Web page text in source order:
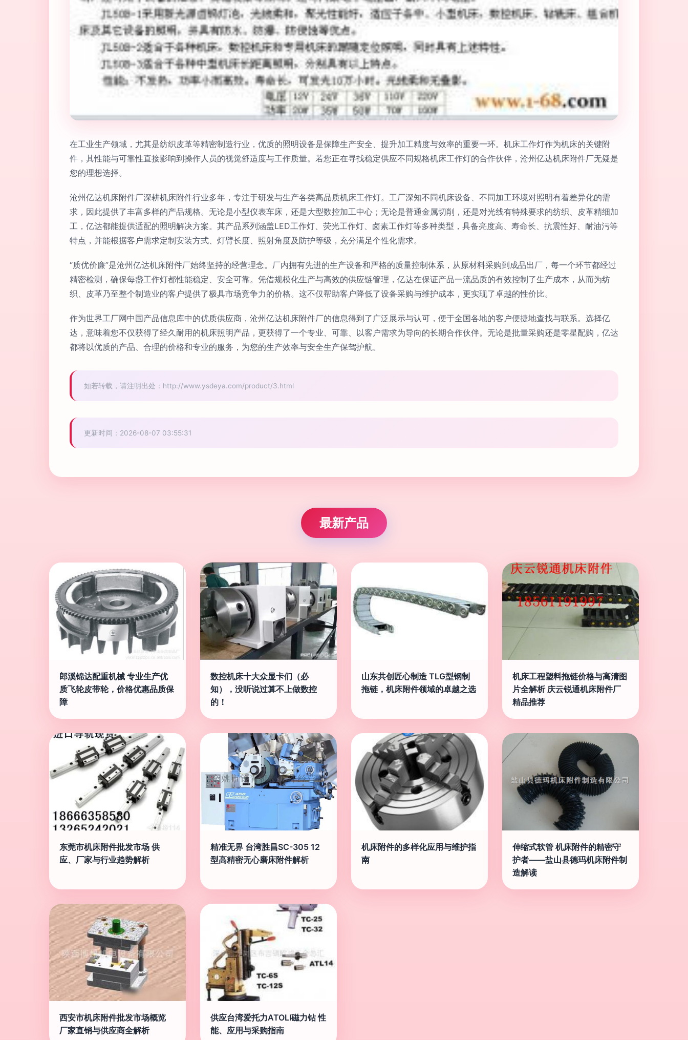
在工业生产领域，尤其是纺织皮革等精密制造行业，优质的照明设备是保障生产安全、提升加工精度与效率的重要一环。机床工作灯作为机床的关键附
件，其性能与可靠性直接影响到操作人员的视觉舒适度与工作质量。若您正在寻找稳定供应不同规格机床工作灯的合作伙伴，沧州亿达机床附件厂无疑是
您的理想选择。
沧州亿达机床附件厂深耕机床附件行业多年，专注于研发与生产各类高品质机床工作灯。工厂深知不同机床设备、不同加工环境对照明有着差异化的需
求，因此提供了丰富多样的产品规格。无论是小型仪表车床，还是大型数控加工中心；无论是普通金属切削，还是对光线有特殊要求的纺织、皮革精细加
工，亿达都能提供适配的照明解决方案。其产品系列涵盖LED工作灯、荧光工作灯、卤素工作灯等多种类型，具备亮度高、寿命长、抗震性好、耐油污等
特点，并能根据客户需求定制安装方式、灯臂长度、照射角度及防护等级，充分满足个性化需求。
“质优价廉”是沧州亿达机床附件厂始终坚持的经营理念。厂内拥有先进的生产设备和严格的质量控制体系，从原材料采购到成品出厂，每一个环节都经过
精密检测，确保每盏工作灯都性能稳定、安全可靠。凭借规模化生产与高效的供应链管理，亿达在保证产品一流品质的有效控制了生产成本，从而为纺
织、皮革乃至整个制造业的客户提供了极具市场竞争力的价格。这不仅帮助客户降低了设备采购与维护成本，更实现了卓越的性价比。
作为世界工厂网中国产品信息库中的优质供应商，沧州亿达机床附件厂的信息得到了广泛展示与认可，便于全国各地的客户便捷地查找与联系。选择亿
达，意味着您不仅获得了经久耐用的机床照明产品，更获得了一个专业、可靠、以客户需求为导向的长期合作伙伴。无论是批量采购还是零星配购，亿达
都将以优质的产品、合理的价格和专业的服务，为您的生产效率与安全生产保驾护航。
如若转载，请注明出处：http://www.ysdeya.com/product/3.html
更新时间：2026-08-07 03:55:31
最新产品
郎溪锦达配重机械 专业生产优
质飞轮皮带轮，价格优惠品质保
障
数控机床十大众显卡们（必
知），没听说过算不上做数控
的！
山东共创匠心制造 TLG型钢制
拖链，机床附件领域的卓越之选
机床工程塑料拖链价格与高清图
片全解析 庆云锐通机床附件厂
精品推荐
东莞市机床附件批发市场 供
应、厂家与行业趋势解析
精准无界 台湾胜昌SC-305 12
型高精密无心磨床附件解析
机床附件的多样化应用与维护指
南
伸缩式软管 机床附件的精密守
护者——盐山县德玛机床附件制
造解读
西安市机床附件批发市场概览
厂家直销与供应商全解析
供应台湾爱托力ATOLI磁力钻 性
能、应用与采购指南